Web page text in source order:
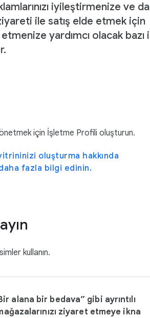
iyileştirmenize ve
ile satış elde etmek için
yardımcı olacak bazı
için İşletme Profili oluşturun.
oluşturma hakkında
fazla bilgi edinin.
kullanın.
alana bir bedava” gibi ayrıntılı
ziyaret etmeye ikna